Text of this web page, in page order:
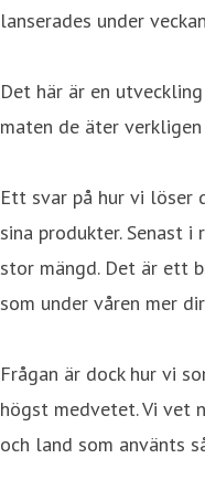
lanserades under
Det här är en
maten de äter
Ett svar på hur vi löser
sina produkter. Senast i
stor mängd. Det är ett
som under våren mer
Frågan är dock hur vi
högst medvetet. Vi vet
och land som använts